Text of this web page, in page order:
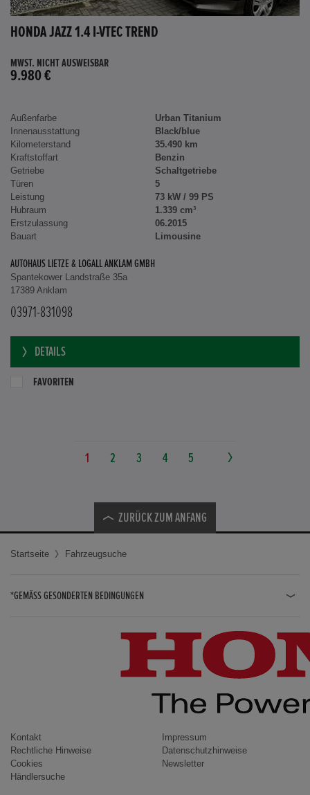
HONDA JAZZ 1.4 I-VTEC TREND
MWST. NICHT AUSWEISBAR
9.980 €
Außenfarbe
Urban Titanium
Innenausstattung
Black/blue
Kilometerstand
35.490 km
Kraftstoffart
Benzin
Getriebe
Schaltgetriebe
Türen
5
Leistung
73 kW / 99 PS
Hubraum
1.339 cm³
Erstzulassung
06.2015
Bauart
Limousine
AUTOHAUS LIETZE & LOGALL ANKLAM GMBH
Spantekower Landstraße 35a
17389 Anklam
03971-831098
DETAILS
FAVORITEN
1 2 3 4 5
ZURÜCK ZUM ANFANG
Startseite Fahrzeugsuche
*GEMÄSS GESONDERTEN BEDINGUNGEN
CIVIC / CIVIC LIMOUSINE
INSIGHT
ACCORD
Kontakt
Impressum
Rechtliche Hinweise
Datenschutzhinweise
Cookies
Newsletter
Händlersuche